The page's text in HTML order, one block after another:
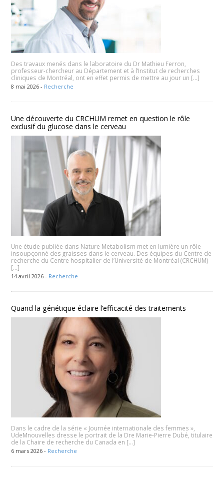
Des travaux menés dans le laboratoire du Dr Mathieu Ferron,
professeur-chercheur au Département et à l’Institut de recherches
cliniques de Montréal, ont en effet permis de mettre au jour un […]
8 mai 2026 - Recherche
Une découverte du CRCHUM remet en question le rôle
exclusif du glucose dans le cerveau
Une étude publiée dans Nature Metabolism met en lumière un rôle
insoupçonné des graisses dans le cerveau. Des équipes du Centre de
recherche du Centre hospitalier de l’Université de Montréal (CRCHUM)
[…]
14 avril 2026 - Recherche
Quand la génétique éclaire l’efficacité des traitements
Dans le cadre de la série « Journée internationale des femmes »,
UdeMnouvelles dresse le portrait de la Dre Marie-Pierre Dubé, titulaire
de la Chaire de recherche du Canada en […]
6 mars 2026 - Recherche